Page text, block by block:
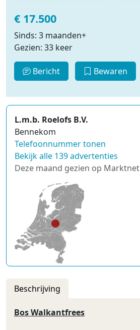
€ 17.500
Sinds: 3 maanden+
Gezien: 33 keer
Bericht Bewaren
L.m.b. Roelofs B.V.
Bennekom
Telefoonnummer tonen
Bekijk alle 139 advertenties
Deze maand gezien op Marktnet
Beschrijving
Bos Walkantfrees